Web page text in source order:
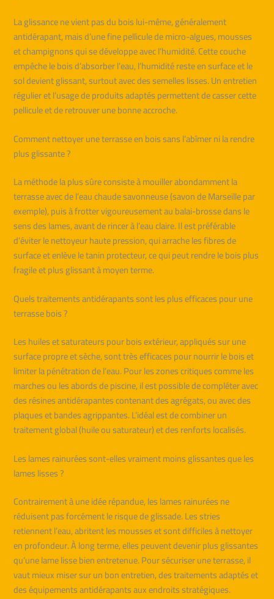
La glissance ne vient pas du bois lui-même, généralement
antidérapant, mais d’une fine pellicule de micro-algues, mousses
et champignons qui se développe avec l’humidité. Cette couche
empêche le bois d’absorber l’eau, l’humidité reste en surface et le
sol devient glissant, surtout avec des semelles lisses. Un entretien
régulier et l’usage de produits adaptés permettent de casser cette
pellicule et de retrouver une bonne accroche.
Comment nettoyer une terrasse en bois sans l’abîmer ni la rendre
plus glissante ?
La méthode la plus sûre consiste à mouiller abondamment la
terrasse avec de l’eau chaude savonneuse (savon de Marseille par
exemple), puis à frotter vigoureusement au balai-brosse dans le
sens des lames, avant de rincer à l’eau claire. Il est préférable
d’éviter le nettoyeur haute pression, qui arrache les fibres de
surface et enlève le tanin protecteur, ce qui peut rendre le bois plus
fragile et plus glissant à moyen terme.
Quels traitements antidérapants sont les plus efficaces pour une
terrasse bois ?
Les huiles et saturateurs pour bois extérieur, appliqués sur une
surface propre et sèche, sont très efficaces pour nourrir le bois et
limiter la pénétration de l’eau. Pour les zones critiques comme les
marches ou les abords de piscine, il est possible de compléter avec
des résines antidérapantes contenant des agrégats, ou avec des
plaques et bandes agrippantes. L’idéal est de combiner un
traitement global (huile ou saturateur) et des renforts localisés.
Les lames rainurées sont-elles vraiment moins glissantes que les
lames lisses ?
Contrairement à une idée répandue, les lames rainurées ne
réduisent pas forcément le risque de glissade. Les stries
retiennent l’eau, abritent les mousses et sont difficiles à nettoyer
en profondeur. À long terme, elles peuvent devenir plus glissantes
qu’une lame lisse bien entretenue. Pour sécuriser une terrasse, il
vaut mieux miser sur un bon entretien, des traitements adaptés et
des équipements antidérapants aux endroits stratégiques.